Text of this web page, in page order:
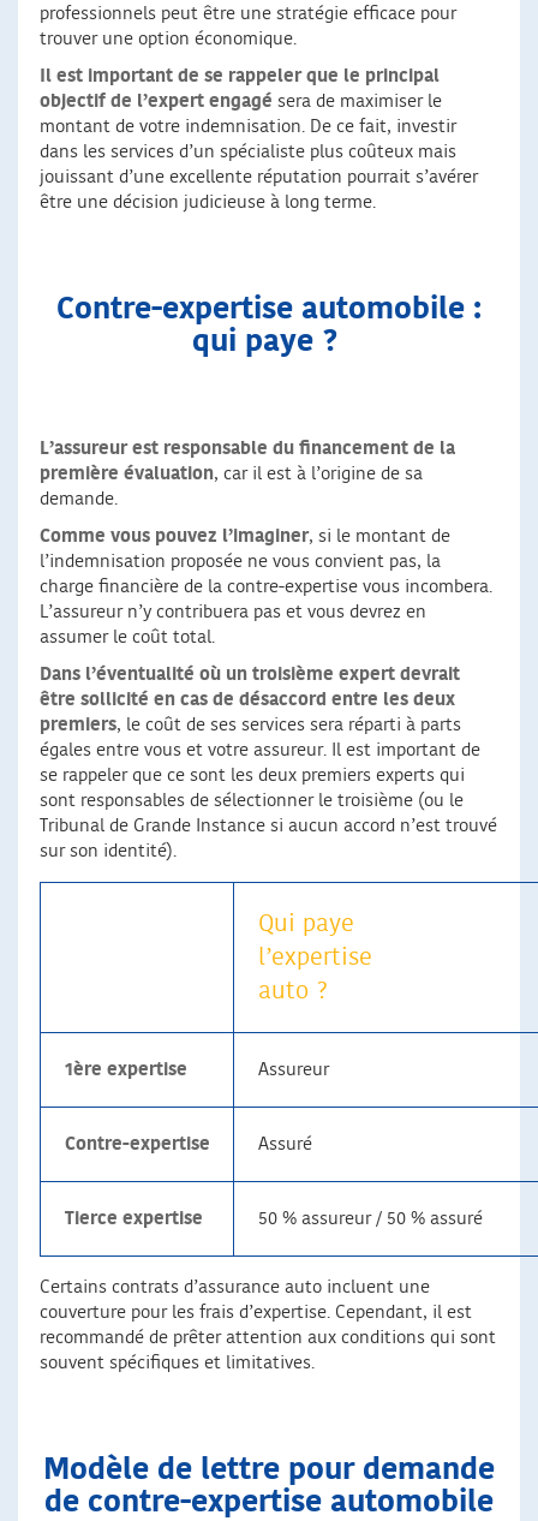
professionnels peut être une stratégie efficace pour
trouver une option économique.
Il est important de se rappeler que le principal
objectif de l’expert engagé sera de maximiser le
montant de votre indemnisation. De ce fait, investir
dans les services d’un spécialiste plus coûteux mais
jouissant d’une excellente réputation pourrait s’avérer
être une décision judicieuse à long terme.
Contre-expertise automobile :
qui paye ?
L’assureur est responsable du financement de la
première évaluation, car il est à l’origine de sa
demande.
Comme vous pouvez l’imaginer, si le montant de
l’indemnisation proposée ne vous convient pas, la
charge financière de la contre-expertise vous incombera.
L’assureur n’y contribuera pas et vous devrez en
assumer le coût total.
Dans l’éventualité où un troisième expert devrait
être sollicité en cas de désaccord entre les deux
premiers, le coût de ses services sera réparti à parts
égales entre vous et votre assureur. Il est important de
se rappeler que ce sont les deux premiers experts qui
sont responsables de sélectionner le troisième (ou le
Tribunal de Grande Instance si aucun accord n’est trouvé
sur son identité).
Qui paye
l’expertise
auto ?
1ère expertise Assureur
Contre-expertise Assuré
Tierce expertise 50 % assureur / 50 % assuré
Certains contrats d’assurance auto incluent une
couverture pour les frais d’expertise. Cependant, il est
recommandé de prêter attention aux conditions qui sont
souvent spécifiques et limitatives.
Modèle de lettre pour demande
de contre-expertise automobile